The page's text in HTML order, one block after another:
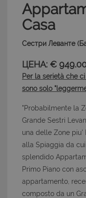
Casa
Сестри Леванте
ЦЕНА: €
Per la serietà che
sono solo
"Probabilmente la
Grande Sestri
una delle Zone piu'
alla Spiaggia da
splendido
Primo Piano con
appartamento,
composto da un